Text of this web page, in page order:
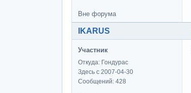
Вне форума
IKARUS
Участник
Откуда: Гондурас
Здесь с 2007-04-30
Сообщений: 428